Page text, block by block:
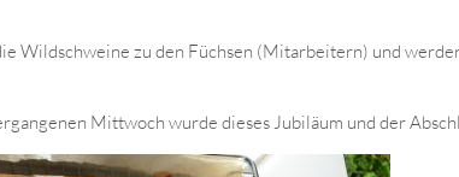
Wildschweine zu den Füchsen (Mitarbeitern) und
Mittwoch wurde dieses Jubiläum und der